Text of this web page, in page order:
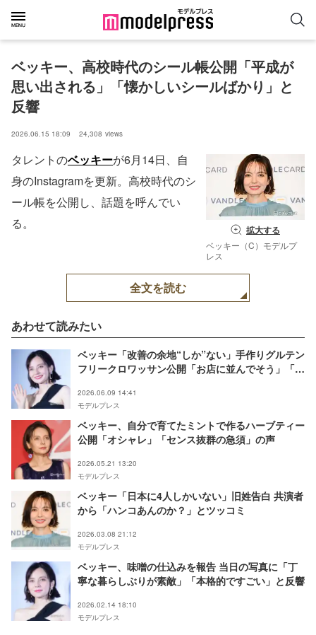
ベッキー、高校時代のシール帳公開「平成が
思い出される」「懐かしいシールばかり」と
反響
2026.06.15 18:09 24,308 views
拡大する
ベッキー（C）モデルプ
レス
タレントのベッキーが6月14日、自
身のInstagramを更新。高校時代のシ
ール帳を公開し、話題を呼んでい
る。
全文を読む
あわせて読みたい
ベッキー「改善の余地“しか”ない」手作りグルテン
フリークロワッサン公開「お店に並んでそう」「焼
2026.06.09 14:41
モデルプレス
ベッキー、自分で育てたミントで作るハーブティー
公開「オシャレ」「センス抜群の急須」の声
2026.05.21 13:20
モデルプレス
ベッキー「日本に4人しかいない」旧姓告白 共演者
から「ハンコあんのか？」とツッコミ
2026.03.08 21:12
モデルプレス
ベッキー、味噌の仕込みを報告 当日の写真に「丁
寧な暮らしぶりが素敵」「本格的ですごい」と反響
2026.02.14 18:10
モデルプレス